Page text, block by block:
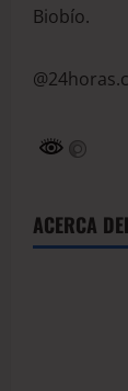
Biobío.
ACERCA